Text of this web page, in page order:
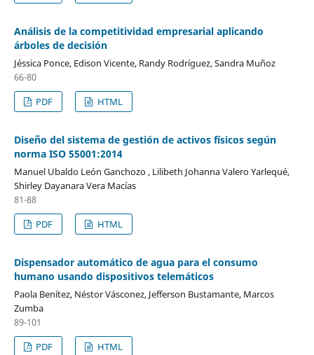
Análisis de la competitividad empresarial aplicando
árboles de decisión
Jéssica Ponce, Edison Vicente, Randy Rodríguez, Sandra Muñoz
66-80
PDF
HTML
Diseño del sistema de gestión de activos físicos según
norma ISO 55001:2014
Manuel Ubaldo León Ganchozo , Lilibeth Johanna Valero Yarlequé,
Shirley Dayanara Vera Macías
81-88
PDF
HTML
Dispensador automático de agua para el consumo
humano usando dispositivos telemáticos
Paola Benítez, Néstor Vásconez, Jefferson Bustamante, Marcos
Zumba
89-101
PDF
HTML